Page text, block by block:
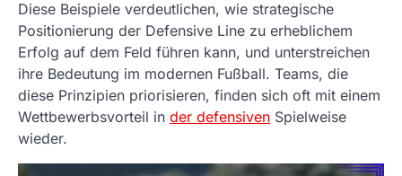
Diese Beispiele verdeutlichen, wie strategische
Positionierung der Defensive Line zu erheblichem
Erfolg auf dem Feld führen kann, und unterstreichen
ihre Bedeutung im modernen Fußball. Teams, die
diese Prinzipien priorisieren, finden sich oft mit einem
Wettbewerbsvorteil in der defensiven Spielweise
wieder.